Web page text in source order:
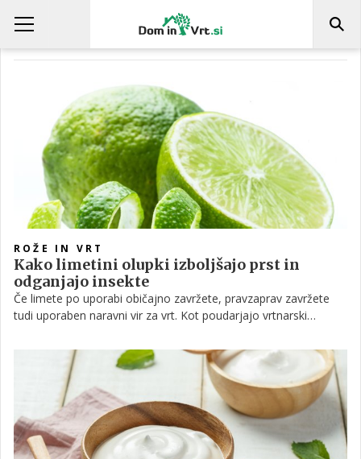
KOMPOSTIRANJE
ROŽE IN VRT
Kako limetini olupki izboljšajo prst in
odganjajo insekte
Če limete po uporabi običajno zavržete, pravzaprav zavržete
tudi uporaben naravni vir za vrt. Kot poudarjajo vrtnarski
limonenom, ter organskimi spojinami, ki lahko prispevajo k
izboljšanju tal in naravnemu odvračanju škodljivcev.